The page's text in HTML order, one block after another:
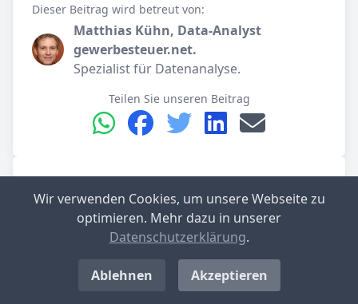
Dieser Beitrag wird betreut von:
Matthias Kühn, Data-Analyst
gewerbesteuer.net.
Spezialist für Datenanalyse.
Teilen Sie unseren Beitrag
Gemeinde­verband Kappeln-Land
Schleswig-Flensburg
Wir verwenden Cookies, um unsere Webseite zu
optimieren. Mehr dazu in unserer
Datenschutzerklärung.
Ablehnen Akzeptieren